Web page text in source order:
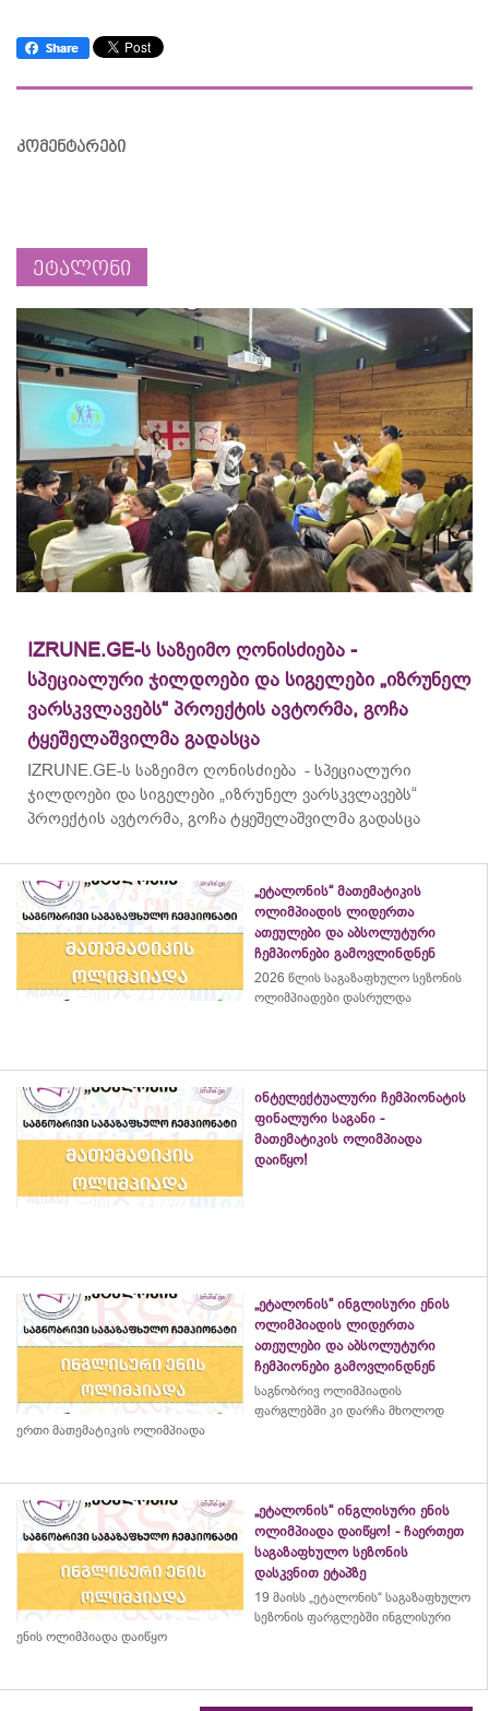
კომენტარები
ეტალონი
IZRUNE.GE-ს საზეიმო ღონისძიება -
სპეციალური ჯილდოები და სიგელები „იზრუნელ
ვარსკვლავებს“ პროექტის ავტორმა, გოჩა
ტყეშელაშვილმა გადასცა
IZRUNE.GE-ს საზეიმო ღონისძიება - სპეციალური
ჯილდოები და სიგელები „იზრუნელ ვარსკვლავებს“
პროექტის ავტორმა, გოჩა ტყეშელაშვილმა გადასცა
„ეტალონის“ მათემატიკის
ოლიმპიადის ლიდერთა
ათეულები და აბსოლუტური
ჩემპიონები გამოვლინდნენ
2026 წლის საგაზაფხულო სეზონის
ოლიმპიადები დასრულდა
ინტელექტუალური ჩემპიონატის
ფინალური საგანი -
მათემატიკის ოლიმპიადა
დაიწყო!
„ეტალონის“ ინგლისური ენის
ოლიმპიადის ლიდერთა
ათეულები და აბსოლუტური
ჩემპიონები გამოვლინდნენ
საგნობრივ ოლიმპიადის
ფარგლებში კი დარჩა მხოლოდ
ერთი მათემატიკის ოლიმპიადა
„ეტალონის“ ინგლისური ენის
ოლიმპიადა დაიწყო! - ჩაერთეთ
საგაზაფხულო სეზონის
დასკვნით ეტაპზე
19 მაისს „ეტალონის“ საგაზაფხულო
სეზონის ფარგლებში ინგლისური
ენის ოლიმპიადა დაიწყო